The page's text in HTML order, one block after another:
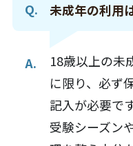
未成年の利用
18歳以上の未
に限り、必ず
記入が必要です
受験シーズン